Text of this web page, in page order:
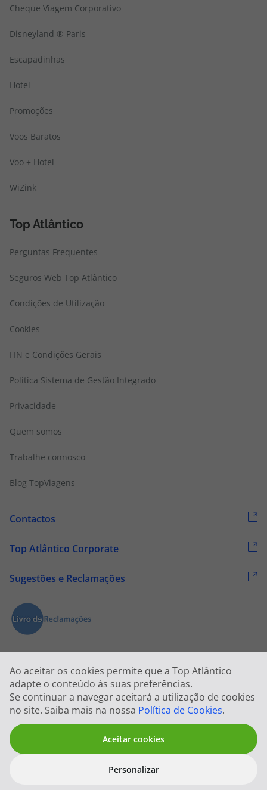
Ao aceitar os cookies permite que a Top Atlântico
adapte o conteúdo às suas preferências.
Se continuar a navegar aceitará a utilização de cookies
no site. Saiba mais na nossa Política de Cookies.
Aceitar cookies
Personalizar
Cheque Viagem Corporativo
Disneyland ® Paris
Escapadinhas
Hotel
Promoções
Voos Baratos
Voo + Hotel
WiZink
Top Atlântico
Perguntas Frequentes
Seguros Web Top Atlântico
Condições de Utilização
Cookies
FIN e Condições Gerais
Politica Sistema de Gestão Integrado
Privacidade
Quem somos
Trabalhe connosco
Blog TopViagens
Contactos
Top Atlântico Corporate
Sugestões e Reclamações
2026 © Todos os direitos reservados:Top Atlântico, Viagens e Turismo